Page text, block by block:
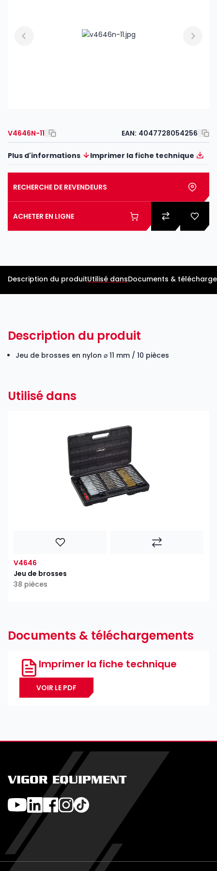
V4646N-11 EAN: 4047728054256
Plus d'informations Imprimer la fiche technique
RECHERCHE DE REVENDEURS
ACHETER EN LIGNE
Description du produitUtilisé dansDocuments &
Description du produit
Jeu de brosses en nylon ⌀ 11 mm / 10 pièces
Utilisé dans
V4646
Jeu de brosses
38 pièces
Documents & téléchargements
Imprimer la fiche technique
VOIR LE PDF
VIGOR EQUIPMENT